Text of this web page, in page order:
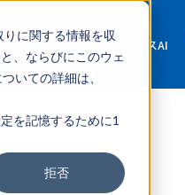
に関する情報を収
、ならびにこのウェ
いての詳細は、
を記憶するために1
拒否
IR情報 ライフサイエンスAI